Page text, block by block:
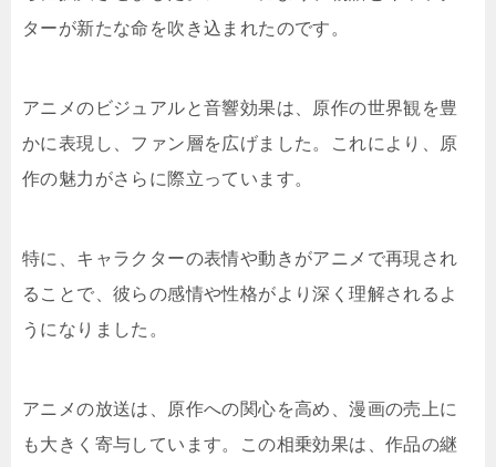
ターが新たな命を吹き込まれたのです。
アニメのビジュアルと音響効果は、原作の世界観を豊
かに表現し、ファン層を広げました。これにより、原
作の魅力がさらに際立っています。
特に、キャラクターの表情や動きがアニメで再現され
ることで、彼らの感情や性格がより深く理解されるよ
うになりました。
アニメの放送は、原作への関心を高め、漫画の売上に
も大きく寄与しています。この相乗効果は、作品の継